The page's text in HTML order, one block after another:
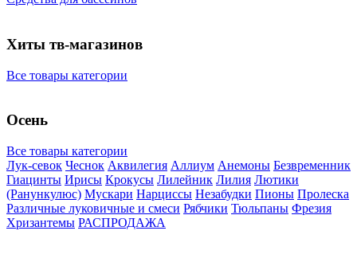
Хиты тв-магазинов
Все товары категории
Осень
Все товары категории
Лук-севок Чеснок Аквилегия Аллиум Анемоны Безвременник
Гиацинты Ирисы Крокусы Лилейник Лилия Лютики
(Ранункулюс) Мускари Нарцисcы Незабудки Пионы Пролеска
Различные луковичные и смеси Рябчики Тюльпаны Фрезия
Хризантемы РАСПРОДАЖА